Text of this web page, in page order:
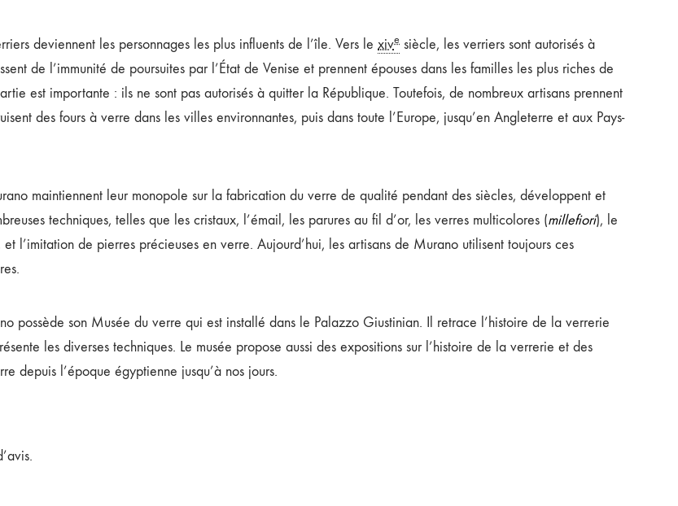
deviennent les personnages les plus influents de l’île. Vers le xive siècle, les verriers sont autorisés à
de l’immunité de poursuites par l’État de Venise et prennent épouses dans les familles les plus riches de
est importante : ils ne sont pas autorisés à quitter la République. Toutefois, de nombreux artisans prennent
des fours à verre dans les villes environnantes, puis dans toute l’Europe, jusqu’en Angleterre et aux Pays-
maintiennent leur monopole sur la fabrication du verre de qualité pendant des siècles, développent et
techniques, telles que les cristaux, l’émail, les parures au fil d’or, les verres multicolores (millefiori), le
et l’imitation de pierres précieuses en verre. Aujourd’hui, les artisans de Murano utilisent toujours ces
possède son Musée du verre qui est installé dans le Palazzo Giustinian. Il retrace l’histoire de la verrerie
les diverses techniques. Le musée propose aussi des expositions sur l’histoire de la verrerie et des
depuis l’époque égyptienne jusqu’à nos jours.